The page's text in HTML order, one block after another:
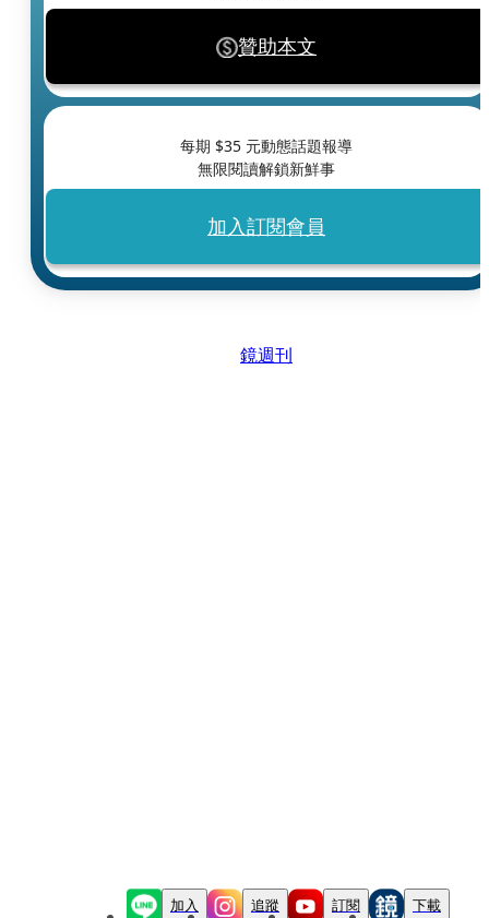
贊助本文
每期 $35 元動態話題報導
無限閱讀解鎖新鮮事
加入訂閱會員
鏡週刊
加入 追蹤 訂閱 下載